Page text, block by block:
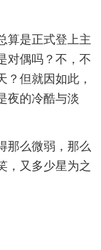
算是正式登上主
对偶吗？不，不
？但就因如此，
夜的冷酷与淡
那么微弱，那么
，又多少星为之